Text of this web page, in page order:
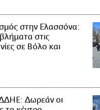
στην Ελασσόνα:
στις
σε Βόλο και
Δωρεάν οι